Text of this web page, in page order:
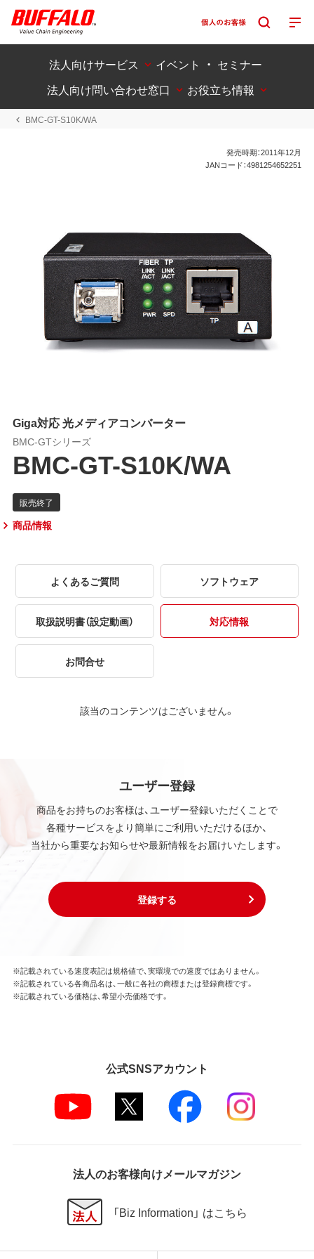
法人向けサービス
イベント ・ セミナー
法人向け問い合わせ窓口
お役立ち情報
BMC-GT-S10K/WA
発売時期：2011年12月
JANコード：4981254652251
Giga対応 光メディアコンバーター
BMC-GTシリーズ
BMC-GT-S10K/WA
商品情報
よくあるご質問 ソフトウェア
取扱説明書（設定動画） 対応情報
お問合せ
該当のコンテンツはございません。
ユーザー登録
商品をお持ちのお客様は、ユーザー登録いただくことで
各種サービスをより簡単にご利用いただけるほか、
当社から重要なお知らせや最新情報をお届けいたします。
登録する
※記載されている速度表記は規格値で、実環境での速度ではありません。
※記載されている各商品名は、一般に各社の商標または登録商標です。
※記載されている価格は、希望小売価格です。
公式SNSアカウント
法人のお客様向けメールマガジン
「Biz Information」 はこちら